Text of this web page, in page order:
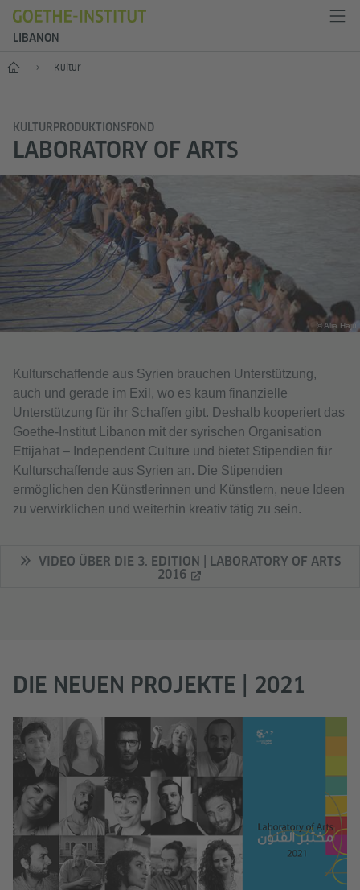
LIBANON
Start Kultur
KULTURPRODUKTIONSFOND
LABORATORY OF ARTS
© Alia Haju
Kulturschaffende aus Syrien brauchen Unterstützung,
auch und gerade im Exil, wo es kaum finanzielle
Unterstützung für ihr Schaffen gibt. Deshalb kooperiert das
Goethe-Institut Libanon mit der syrischen Organisation
Ettijahat – Independent Culture und bietet Stipendien für
Kulturschaffende aus Syrien an. Die Stipendien
ermöglichen den Künstlerinnen und Künstlern, neue Ideen
zu verwirklichen und weiterhin kreativ tätig zu sein.
VIDEO ÜBER DIE 3. EDITION | LABORATORY OF ARTS
2016
DIE NEUEN PROJEKTE | 2021